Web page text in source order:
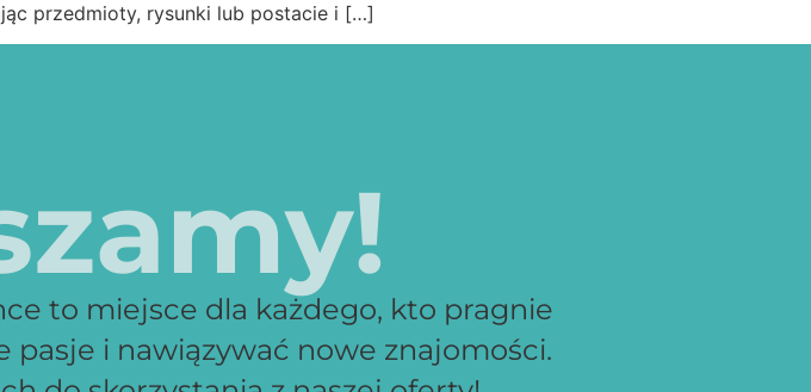
przedmioty, rysunki lub postacie i […]
to miejsce dla każdego, kto pragnie
pasje i nawiązywać nowe znajomości.